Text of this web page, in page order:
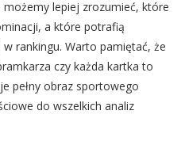
lepiej zrozumieć, które
a które potrafią
rankingu. Warto pamiętać, że
czy każda kartka to
pełny obraz sportowego
do wszelkich analiz